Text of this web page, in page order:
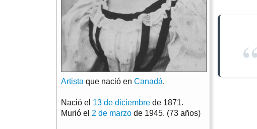
Artista que nació en Canadá.
Nació el 13 de diciembre de 1871.
Murió el 2 de marzo de 1945. (73 años)